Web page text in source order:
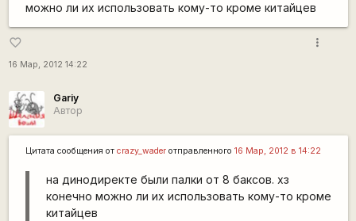
можно ли их использовать кому-то кроме китайцев
favorite_border
16 Мар, 2012 14:22
more_vert
Gariy
Автор
Цитата сообщения от crazy_waderотправленного 16 Мар, 2012 в 14:22
на динодиректе были палки от 8 баксов. хз
конечно можно ли их использовать кому-то кроме
китайцев